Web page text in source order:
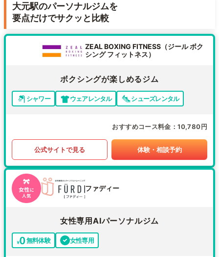
大元駅のパーソナルジムを
要点だけでサクッと比較
ZEAL BOXING FITNESS（ジール ボク
シング フィットネス）
ボクシングが楽しめるジム
シャワー ウェアレンタル シューズレンタル
おすすめコース料金 10,780円
公式サイトで見る 体験・相談予約
ファディー
女性専用AIパーソナルジム
無料体験 女性専用